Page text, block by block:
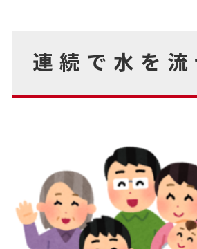
連続で水を流